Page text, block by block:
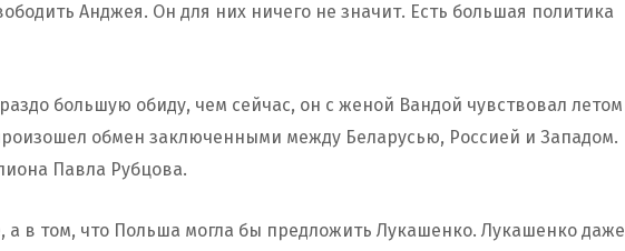
Анджея. Он для них ничего не значит. Есть большая политика
большую обиду, чем сейчас, он с женой Вандой чувствовал летом
обмен заключенными между Беларусью, Россией и Западом.
Павла Рубцова.
а в том, что Польша могла бы предложить Лукашенко. Лукашенко даже